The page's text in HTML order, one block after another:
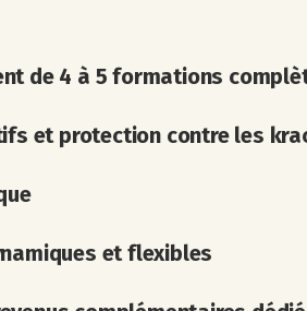
de 4 à 5 formations
et protection contre les
et flexibles